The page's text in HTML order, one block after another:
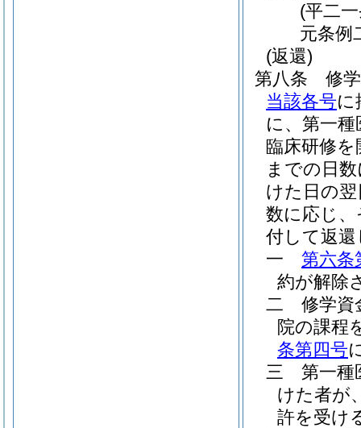
(平二
元条例
(返還)
第八条
修
当該各号に
に、第一
臨床研修
までの日
けた日の
数に応じ
付して返
一
第六条
約が解除
二
修学資
院の課程
条第四号
三
第一種
けた者が
許を受け